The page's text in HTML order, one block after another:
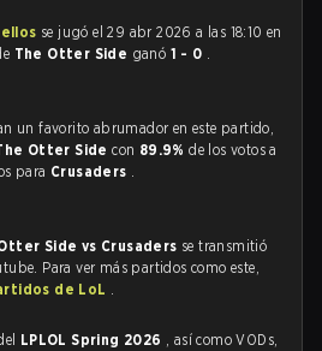
se jugó el 29 abr 2026 a las 18:10 en
The Otter Side ganó 1 - 0 .
un favorito abrumador en este partido,
Otter Sidecon 89.9%de los votos a
para Crusaders .
Side vs Crusaders se transmitió
Para ver más partidos como este,
de LoL .
LPLOL Spring 2026 , así como VODs,